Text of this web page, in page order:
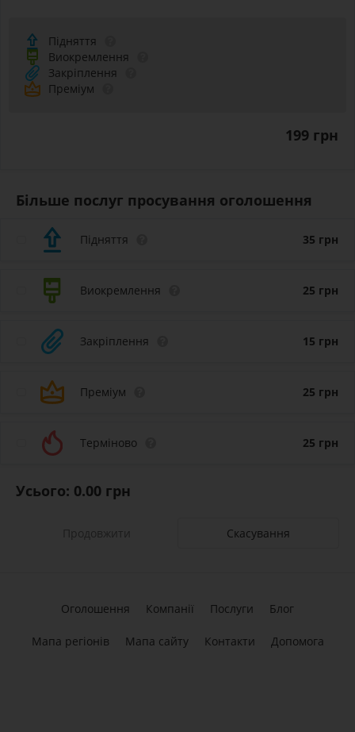
Підняття
Виокремлення
Закріплення
Преміум
199 грн
Більше послуг просування оголошення
Підняття 35 грн
Виокремлення 25 грн
Закріплення 15 грн
Преміум 25 грн
Терміново 25 грн
Усього: 0.00 грн
Скасування
Оголошення Компанії Послуги Блог
Мапа регіонів Мапа сайту Контакти Допомога